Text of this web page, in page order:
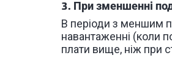
3. При зменшенні
В періоди з меншим
навантаженні (коли
плати вище, ніж при